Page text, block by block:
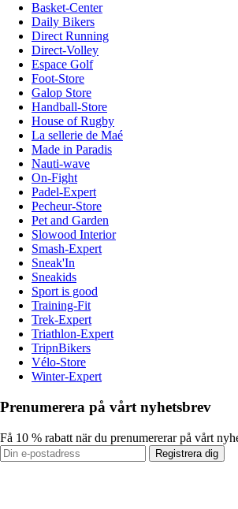
Basket-Center
Daily Bikers
Direct Running
Direct-Volley
Espace Golf
Foot-Store
Galop Store
Handball-Store
House of Rugby
La sellerie de Maé
Made in Paradis
Nauti-wave
On-Fight
Padel-Expert
Pecheur-Store
Pet and Garden
Slowood Interior
Smash-Expert
Sneak'In
Sneakids
Sport is good
Training-Fit
Trek-Expert
Triathlon-Expert
TripnBikers
Vélo-Store
Winter-Expert
Prenumerera på vårt nyhetsbrev
Få 10 % rabatt när du prenumererar på vårt
Registrera dig